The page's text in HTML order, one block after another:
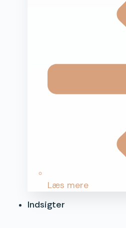
Læs mere
Indsigter